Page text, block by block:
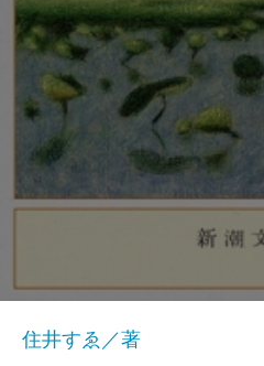
住井すゑ／著